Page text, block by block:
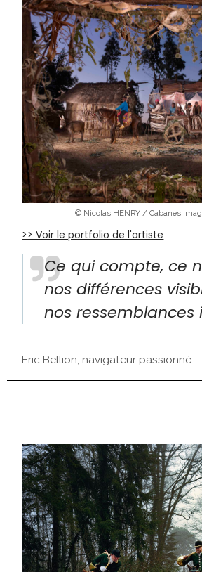
© Nicolas HENRY / Cabanes
>> Voir le portfolio de l'artiste
Ce qui compte, ce
nos différences
nos ressemblances
Eric Bellion, navigateur passionné